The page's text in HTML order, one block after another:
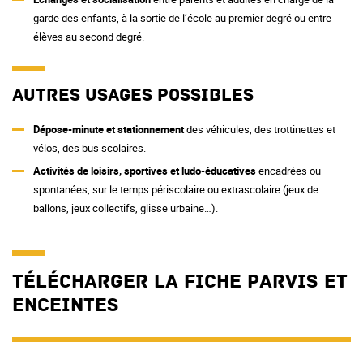
garde des enfants, à la sortie de l’école au premier degré ou entre
élèves au second degré.
Autres usages possibles
Dépose-minute et stationnementdes véhicules, des trottinettes et
vélos, des bus scolaires.
Activités de loisirs, sportives et ludo-éducativesencadrées ou
spontanées, sur le temps périscolaire ou extrascolaire (jeux de
ballons, jeux collectifs, glisse urbaine…).
Télécharger la fiche parvis et
enceintes